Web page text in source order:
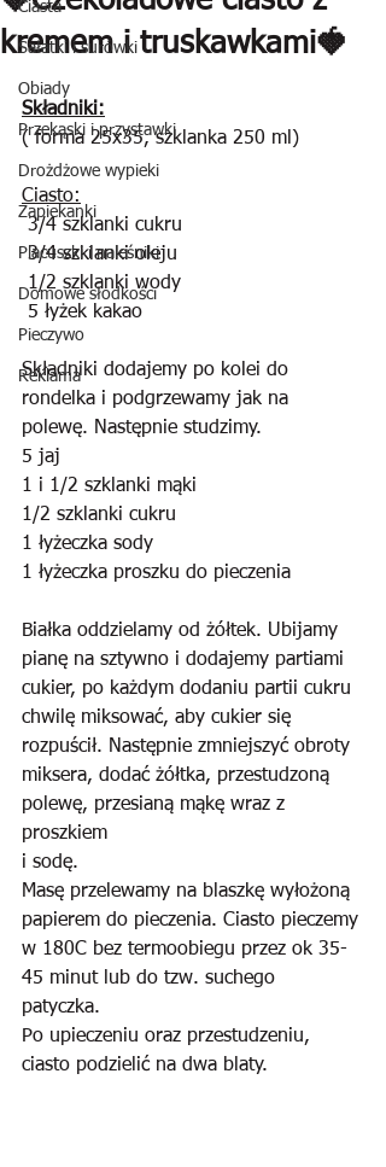
Ciasta
Sałatki i surówki
Obiady
Przekąski i przystawki
Drożdżowe wypieki
Zapiekanki
Placuszki i naleśniki
Domowe słodkości
Pieczywo
Reklama
kremem i truskawkami🍓
Składniki:
( forma 25x35, szklanka 250 ml)
Ciasto:
3/4 szklanki cukru
3/4 szklanki oleju
1/2 szklanki wody
5 łyżek kakao
Składniki dodajemy po kolei do
rondelka i podgrzewamy jak na
polewę. Następnie studzimy.
5 jaj
1 i 1/2 szklanki mąki
1/2 szklanki cukru
1 łyżeczka sody
1 łyżeczka proszku do pieczenia
Białka oddzielamy od żółtek. Ubijamy
pianę na sztywno i dodajemy partiami
cukier, po każdym dodaniu partii cukru
chwilę miksować, aby cukier się
rozpuścił. Następnie zmniejszyć obroty
miksera, dodać żółtka, przestudzoną
polewę, przesianą mąkę wraz z
proszkiem
i sodę.
Masę przelewamy na blaszkę wyłożoną
papierem do pieczenia. Ciasto pieczemy
w 180C bez termoobiegu przez ok 35-
45 minut lub do tzw. suchego
patyczka.
Po upieczeniu oraz przestudzeniu,
ciasto podzielić na dwa blaty.